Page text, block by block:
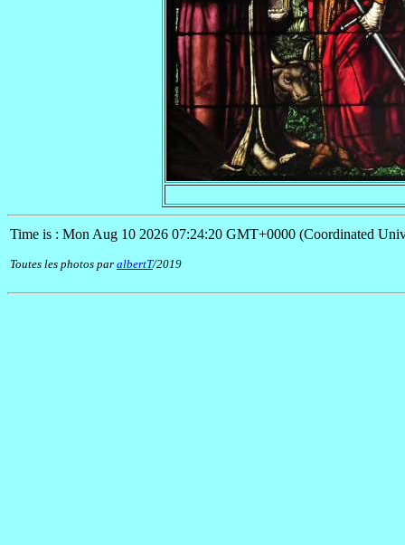
Time is : Mon Aug 10 2026 07:24:20 GMT+0000 (Coordinated
Toutes les photos par albertT/2019